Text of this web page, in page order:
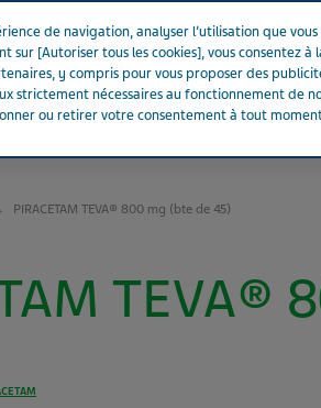
PIRACETAM TEVA® 800 mg (bte de 45)
de navigation, analyser l’utilisation que
[Autoriser tous les cookies], vous consentez à
y compris pour vous proposer des
strictement nécessaires au fonctionnement de
ou retirer votre consentement à tout